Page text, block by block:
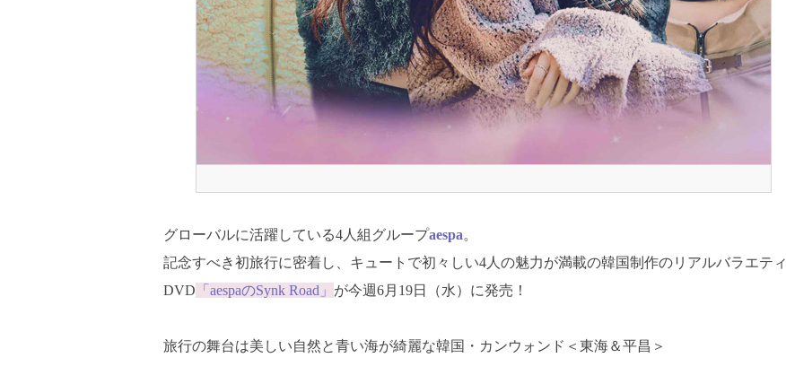
グローバルに活躍している4人組グループaespa。
記念すべき初旅行に密着し、キュートで初々しい4人の魅力が満載の韓国制作のリアルバラエティ
DVD 「aespaのSynk Road」 が今週6月19日（水）に発売！
旅行の舞台は美しい自然と青い海が綺麗な韓国・カンウォンド＜東海＆平昌＞